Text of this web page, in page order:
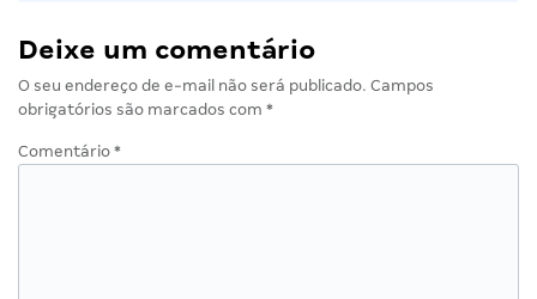
Deixe um comentário
O seu endereço de e-mail não será publicado. Campos
obrigatórios são marcados com *
Comentário *